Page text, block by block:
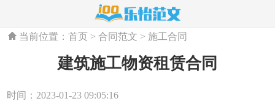
当前位置：首页 >合同范文 >施工合同
建筑施工物资租赁合同
时间：2023-01-23 09:05:16